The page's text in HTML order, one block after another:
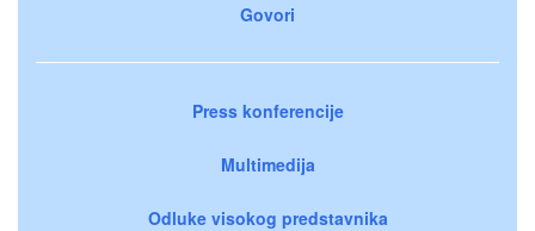
Govori
Press konferencije
Multimedija
Odluke visokog predstavnika